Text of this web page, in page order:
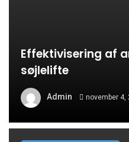
Effektivisering af
søjlelifte
Admin november 4,